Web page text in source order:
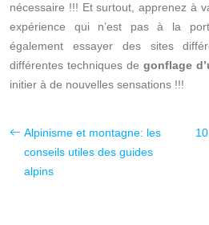
nécessaire !!! Et surtout, apprenez à
expérience qui n’est pas à la
également essayer des sites
différentes techniques de gonflage
initier à de nouvelles sensations !!!
Alpinisme et montagne: les
conseils utiles des guides
alpins